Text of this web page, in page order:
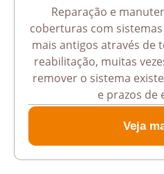
Reparação e
coberturas com
mais antigos através de
reabilitação, muitas
remover o sistema
e prazos de
Veja